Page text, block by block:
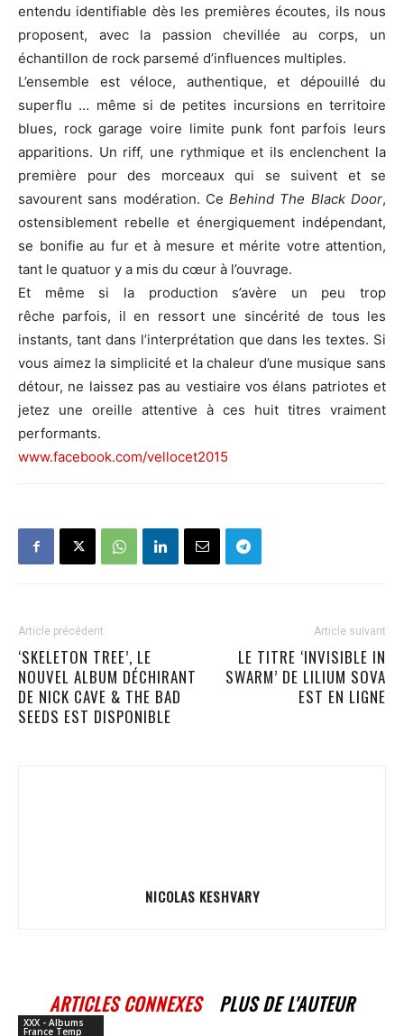
entendu identifiable dès les premières écoutes, ils nous
proposent, avec la passion chevillée au corps, un
échantillon de rock parsemé d’influences multiples.
L’ensemble est véloce, authentique, et dépouillé du
superflu … même si de petites incursions en territoire
blues, rock garage voire limite punk font parfois leurs
apparitions. Un riff, une rythmique et ils enclenchent la
première pour des morceaux qui se suivent et se
savourent sans modération. CeBehind The Black Door,
ostensiblement rebelle et énergiquement indépendant,
se bonifie au fur et à mesure et mérite votre attention,
tant le quatuor y a mis du cœur à l’ouvrage.
Et même si la production s’avère un peu trop
rêche parfois, il en ressort une sincérité de tous les
instants, tant dans l’interprétation que dans les textes. Si
vous aimez la simplicité et la chaleur d’une musique sans
détour, ne laissez pas au vestiaire vos élans patriotes et
jetez une oreille attentive à ces huit titres vraiment
performants.
www.facebook.com/vellocet2015
Article précédent
‘SKELETON TREE’, LE
NOUVEL ALBUM DÉCHIRANT
DE NICK CAVE & THE BAD
SEEDS EST DISPONIBLE
Article suivant
LE TITRE ‘INVISIBLE IN
SWARM’ DE LILIUM SOVA
EST EN LIGNE
NICOLAS KESHVARY
ARTICLES CONNEXES PLUS DE L'AUTEUR
XXX - Albums
France Temp